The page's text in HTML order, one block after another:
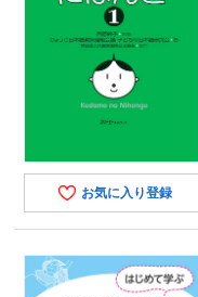
お気に入り登録